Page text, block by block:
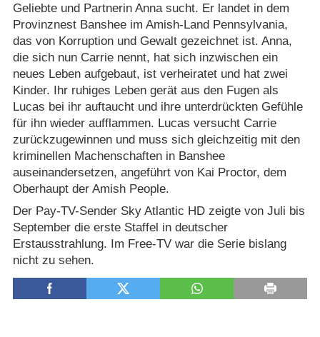
Geliebte und Partnerin Anna sucht. Er landet in dem
Provinznest Banshee im Amish-Land Pennsylvania,
das von Korruption und Gewalt gezeichnet ist. Anna,
die sich nun Carrie nennt, hat sich inzwischen ein
neues Leben aufgebaut, ist verheiratet und hat zwei
Kinder. Ihr ruhiges Leben gerät aus den Fugen als
Lucas bei ihr auftaucht und ihre unterdrückten Gefühle
für ihn wieder aufflammen. Lucas versucht Carrie
zurückzugewinnen und muss sich gleichzeitig mit den
kriminellen Machenschaften in Banshee
auseinandersetzen, angeführt von Kai Proctor, dem
Oberhaupt der Amish People.
Der Pay-TV-Sender Sky Atlantic HD zeigte von Juli bis
September die erste Staffel in deutscher
Erstausstrahlung. Im Free-TV war die Serie bislang
nicht zu sehen.